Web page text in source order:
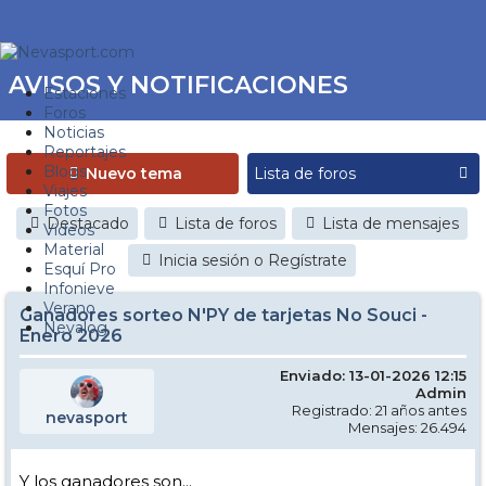
Estaciones
Foros
Noticias
Reportajes
Blogs
Viajes
Fotos
Videos
Material
Esquí Pro
Infonieve
Verano
Nevalog
AVISOS Y NOTIFICACIONES
Nuevo tema
Destacado Lista de foros
Lista de mensajes
Inicia sesión o Regístrate
Ganadores sorteo N'PY de tarjetas No Souci -
Enero 2026
nevasport
Enviado: 13-01-2026 12:15
Admin
Registrado: 21 años antes
Mensajes: 26.494
Y los ganadores son...